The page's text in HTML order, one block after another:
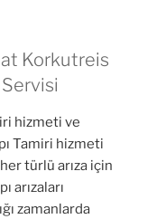
Korkutreis
hizmeti ve
Tamiri hizmeti
türlü arıza için
arızaları
zamanlarda